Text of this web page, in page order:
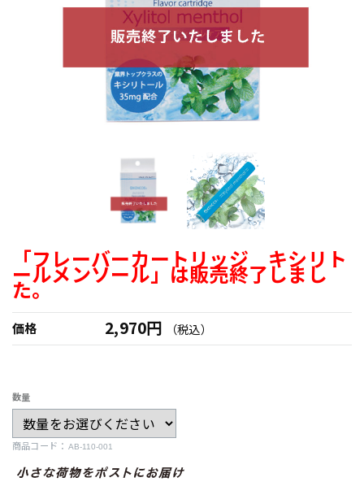
「フレーバーカートリッジ キシリト
ールメンソール」は販売終了しまし
た。
価格 2,970円 （税込）
数量
商品コード：